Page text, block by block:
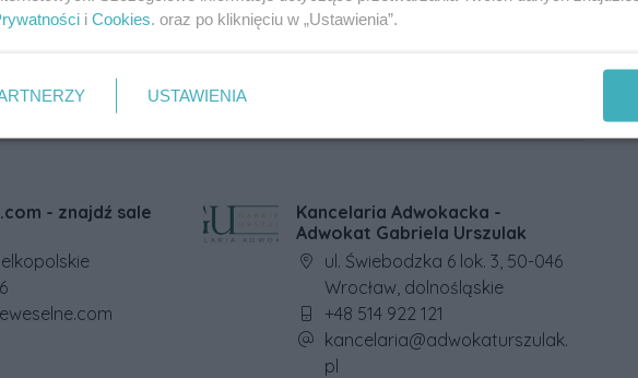
- znajdź sale
firmy:
Kancelaria Adwokacka -
Adwokat Gabriela Urszulak
Adres firmy:
ul. Świebodzka 6 lok. 3, 50-046
Wrocław, dolnośląskie
Numer telefonu firmy:
+48 514 922 121
Adres e-mail firmy:
kancelaria@adwokaturszulak.
pl
i Cookies . oraz po kliknięciu w „Ustawienia”.
USTAWIENIA